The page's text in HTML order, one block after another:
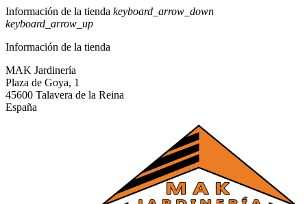
Información de la tienda keyboard_arrow_down
keyboard_arrow_up
Información de la tienda
MAK Jardinería
Plaza de Goya, 1
45600 Talavera de la Reina
España